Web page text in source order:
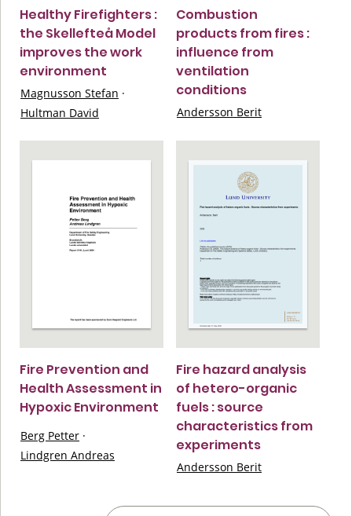
Healthy Firefighters :
the Skellefteå Model
improves the work
environment
Magnusson Stefan ·
Hultman David
Combustion
products from fires :
influence from
ventilation
conditions
Andersson Berit
Fire Prevention and
Health Assessment in
Hypoxic Environment
Berg Petter ·
Lindgren Andreas
Fire hazard analysis
of hetero-organic
fuels : source
characteristics from
experiments
Andersson Berit